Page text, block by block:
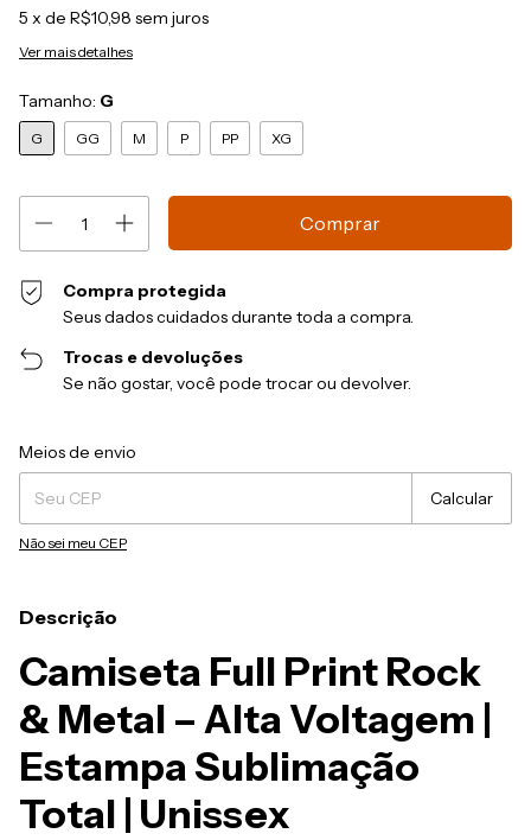
5 x de R$10,98 sem juros
Ver mais detalhes
Tamanho: G
G GG M P PP XG
Compra protegida
Seus dados cuidados durante toda a compra.
Trocas e devoluções
Se não gostar, você pode trocar ou devolver.
Entregas para o CEP:
Meios de envio
Calcular
Não sei meu CEP
Descrição
Camiseta Full Print Rock
& Metal – Alta Voltagem |
Estampa Sublimação
Total | Unissex